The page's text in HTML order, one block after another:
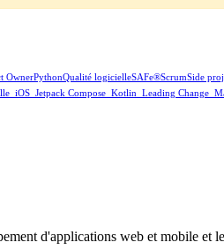
OwnerPythonQualité logicielleSAFe®ScrumSide
_iOS _Jetpack Compose _Kotlin _Leading Change
d'applications web et mobile et